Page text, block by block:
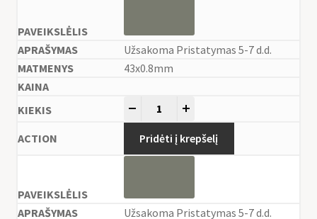
Užsakoma Pristatymas 5-7 d.d.
43x0.8mm
Pridėti į krepšelį
Užsakoma Pristatymas 5-7 d.d.